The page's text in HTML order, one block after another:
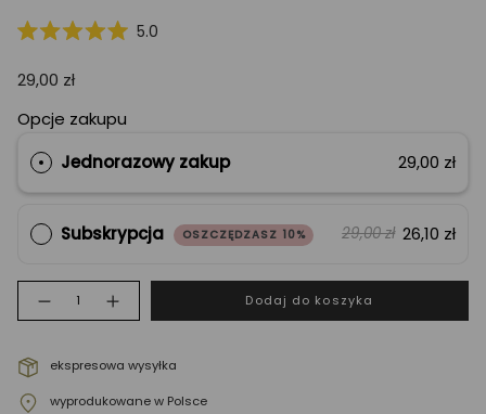
5.0
5
gwiazdek
5.0Kliknij,
29,00 zł
Opcje zakupu
Jednorazowy zakup
29,00 zł
Subskrypcja OSZCZĘDZASZ 10% 29,00 zł 26,10 zł
Dodaj do koszyka
ekspresowa wysyłka
wyprodukowane w Polsce